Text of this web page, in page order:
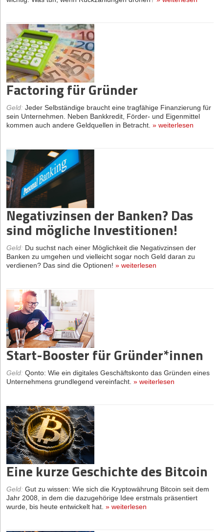
Factoring für Gründer
Geld: Jeder Selbständige braucht eine tragfähige Finanzierung für
sein Unternehmen. Neben Bankkredit, Förder- und Eigenmittel
kommen auch andere Geldquellen in Betracht. » weiterlesen
Negativzinsen der Banken? Das
sind mögliche Investitionen!
Geld: Du suchst nach einer Möglichkeit die Negativzinsen der
Banken zu umgehen und vielleicht sogar noch Geld daran zu
verdienen? Das sind die Optionen! » weiterlesen
Start-Booster für Gründer*innen
Geld: Qonto: Wie ein digitales Geschäftskonto das Gründen eines
Unternehmens grundlegend vereinfacht. » weiterlesen
Eine kurze Geschichte des Bitcoin
Geld: Gut zu wissen: Wie sich die Kryptowährung Bitcoin seit dem
Jahr 2008, in dem die dazugehörige Idee erstmals präsentiert
wurde, bis heute entwickelt hat. » weiterlesen